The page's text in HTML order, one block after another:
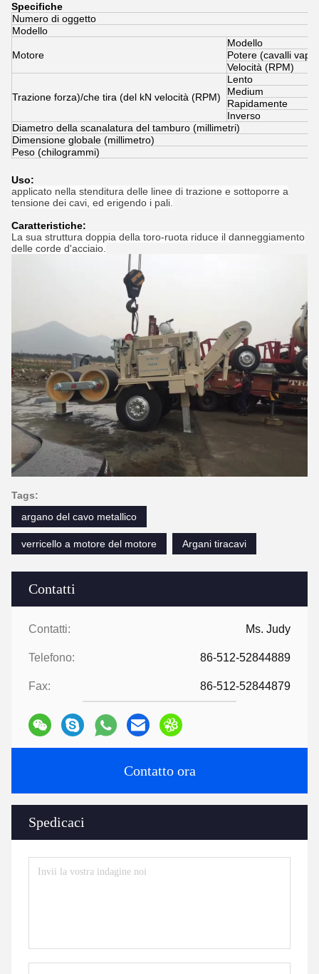
Contatti
Contatti: Ms. Judy
Telefono: 86-512-52844889
Fax: 86-512-52844879
Contatto ora
Spedicaci
Specifiche
Numero di oggetto
Modello
Motore
Modello
Potere (cavalli
Velocità (RPM)
Trazione forza)/che tira (del kN velocità (RPM)
Lento
Medium
Rapidamente
Inverso
Diametro della scanalatura del tamburo (millimetri)
Dimensione globale (millimetro)
Peso (chilogrammi)
Uso:
applicato nella stenditura delle linee di trazione e sottoporre a
tensione dei cavi, ed erigendo i pali.
Caratteristiche:
La sua struttura doppia della toro-ruota riduce il danneggiamento
delle corde d'acciaio.
Tags:
argano del cavo metallico
verricello a motore del motore Argani tiracavi